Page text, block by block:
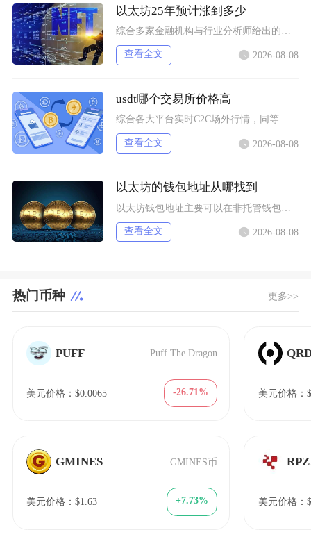
以太坊25年预计涨到多少
查看全文 2026-08-08
usdt哪个交易所价格高
综合各大平台实时C2C场外行情，同等支付渠道下Bybit场内场外USDT卖出报价长期高于其
查看全文 2026-08-08
以太坊的钱包地址从哪找到
查看全文 2026-08-08
热门币种 更多>>
PUFF Puff The Dragon
美元价格：$0.0065 -26.71%
GMINES GMINES币
美元价格：$1.63 +7.73%
美元价格：
美元价格：